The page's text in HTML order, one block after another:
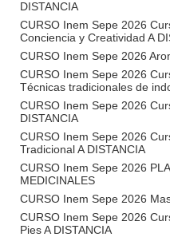
DISTANCIA
CURSO Inem Sepe 2026
Conciencia y Creatividad A
CURSO Inem Sepe 2026
CURSO Inem Sepe 2026
Técnicas tradicionales de
CURSO Inem Sepe 2026
DISTANCIA
CURSO Inem Sepe 2026
Tradicional A DISTANCIA
CURSO Inem Sepe 2026
MEDICINALES
CURSO Inem Sepe 2026
CURSO Inem Sepe 2026
Pies A DISTANCIA